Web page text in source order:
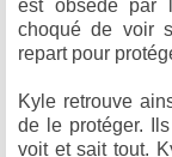
est obsédé par
choqué de voir
repart pour
Kyle retrouve
de le protéger.
voit et sait tout.